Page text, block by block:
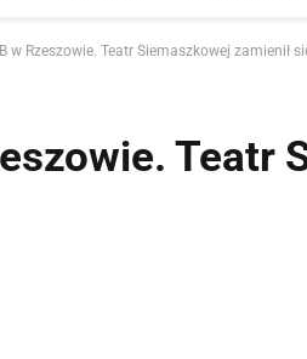
w Rzeszowie. Teatr Siemaszkowej zamienił
Teatr